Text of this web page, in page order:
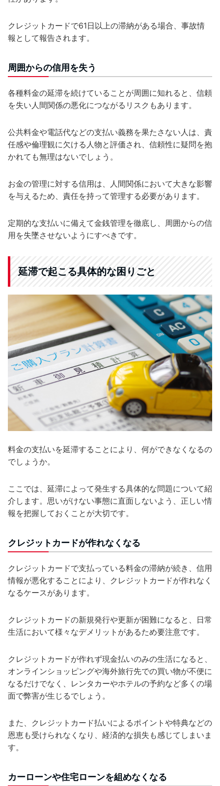
クレジットカードで61日以上の滞納がある場合、事故情
報として報告されます。
周囲からの信用を失う
各種料金の延滞を続けていることが周囲に知れると、信頼
を失い人間関係の悪化につながるリスクもあります。
公共料金や電話代などの支払い義務を果たさない人は、責
任感や倫理観に欠ける人物と評価され、信頼性に疑問を抱
かれても無理はないでしょう。
お金の管理に対する信用は、人間関係において大きな影響
を与えるため、責任を持って管理する必要があります。
定期的な支払いに備えて金銭管理を徹底し、周囲からの信
用を失墜させないようにすべきです。
延滞で起こる具体的な困りごと
料金の支払いを延滞することにより、何ができなくなるの
でしょうか。
ここでは、延滞によって発生する具体的な問題について紹
介します。思いがけない事態に直面しないよう、正しい情
報を把握しておくことが大切です。
クレジットカードが作れなくなる
クレジットカードで支払っている料金の滞納が続き、信用
情報が悪化することにより、クレジットカードが作れなく
なるケースがあります。
クレジットカードの新規発行や更新が困難になると、日常
生活において様々なデメリットがあるため要注意です。
クレジットカードが作れず現金払いのみの生活になると、
オンラインショッピングや海外旅行先での買い物が不便に
なるだけでなく、レンタカーやホテルの予約など多くの場
面で弊害が生じるでしょう。
また、クレジットカード払いによるポイントや特典などの
恩恵も受けられなくなり、経済的な損失も感じてしまいま
す。
カーローンや住宅ローンを組めなくなる